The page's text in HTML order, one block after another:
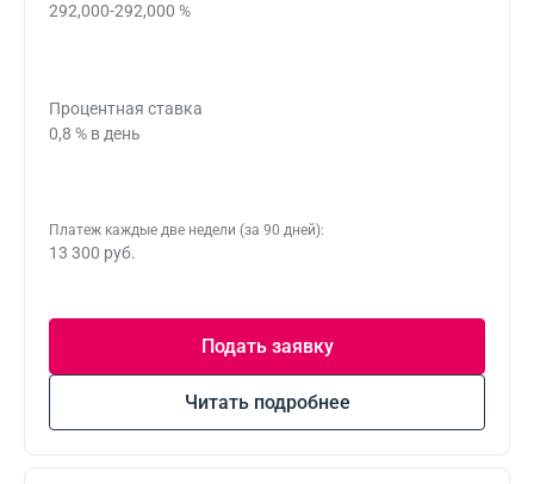
292,000-292,000 %
Процентная ставка
0,8 % в день
Платеж каждые две недели (за 90 дней):
13 300 руб.
Подать заявку
Читать подробнее